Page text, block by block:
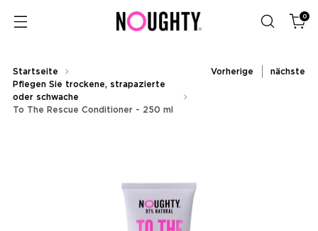
0
Startseite
Pflegen Sie trockene, strapazierte
oder schwache
To The Rescue Conditioner - 250 ml
Vorherige nächste